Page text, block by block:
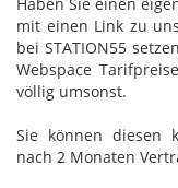
mit einen Link zu
bei STATION55
Webspace
völlig umsonst.
Sie können diesen
nach 2 Monaten